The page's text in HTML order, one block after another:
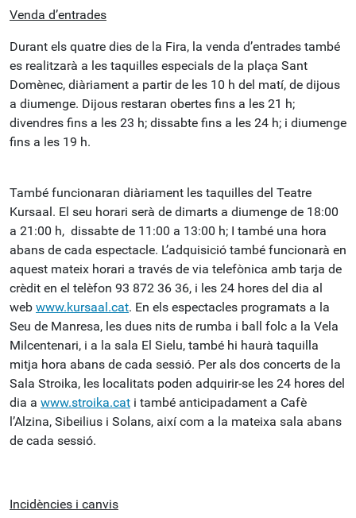
Venda d’entrades
Durant els quatre dies de la Fira, la venda d’entrades també
es realitzarà a les taquilles especials de la plaça Sant
Domènec, diàriament a partir de les 10 h del matí, de dijous
a diumenge. Dijous restaran obertes fins a les 21 h;
divendres fins a les 23 h; dissabte fins a les 24 h; i diumenge
fins a les 19 h.
També funcionaran diàriament les taquilles del Teatre
Kursaal. El seu horari serà de dimarts a diumenge de 18:00
a 21:00 h, dissabte de 11:00 a 13:00 h; I també una hora
abans de cada espectacle. L’adquisició també funcionarà en
aquest mateix horari a través de via telefònica amb tarja de
crèdit en el telèfon 93 872 36 36, i les 24 hores del dia al
web www.kursaal.cat. En els espectacles programats a la
Seu de Manresa, les dues nits de rumba i ball folc a la Vela
Milcentenari, i a la sala El Sielu, també hi haurà taquilla
mitja hora abans de cada sessió. Per als dos concerts de la
Sala Stroika, les localitats poden adquirir-se les 24 hores del
dia a www.stroika.cat i també anticipadament a Cafè
l’Alzina, Sibeilius i Solans, així com a la mateixa sala abans
de cada sessió.
Incidències i canvis